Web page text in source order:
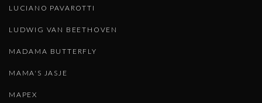
LUCIANO PAVAROTTI
LUDWIG VAN BEETHOVEN
MADAMA BUTTERFLY
MAMA'S JASJE
MAPEX